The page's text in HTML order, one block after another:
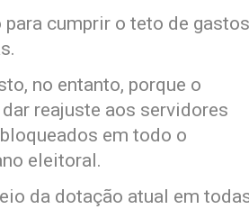
cumprir o teto de
no entanto, porque o
reajuste aos servidores
em todo o
eleitoral.
da dotação atual em